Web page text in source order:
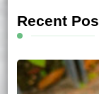
Recent